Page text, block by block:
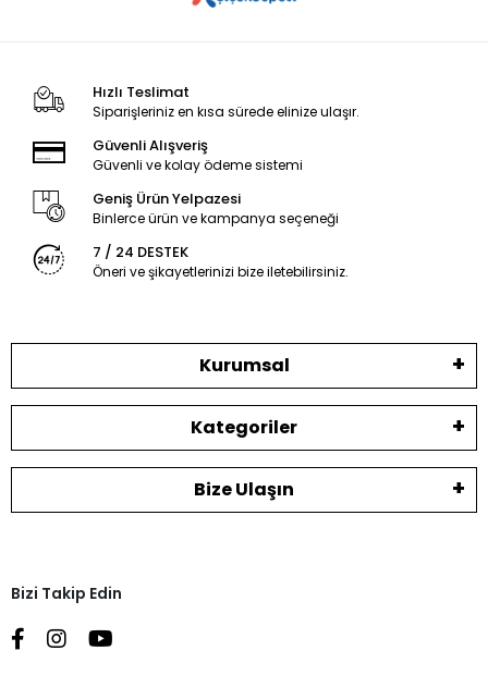
Hızlı Teslimat
Siparişleriniz en kısa sürede elinize ulaşır.
Güvenli Alışveriş
Güvenli ve kolay ödeme sistemi
Geniş Ürün Yelpazesi
Binlerce ürün ve kampanya seçeneği
7 / 24 DESTEK
Öneri ve şikayetlerinizi bize iletebilirsiniz.
Kurumsal
Kategoriler
Bize Ulaşın
Bizi Takip Edin